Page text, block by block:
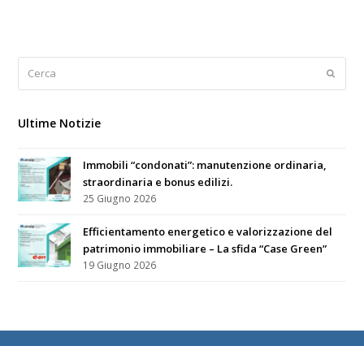
Ultime Notizie
Immobili “condonati”: manutenzione ordinaria,
straordinaria e bonus edilizi.
25 Giugno 2026
Efficientamento energetico e valorizzazione del
patrimonio immobiliare – La sfida “Case Green”
19 Giugno 2026